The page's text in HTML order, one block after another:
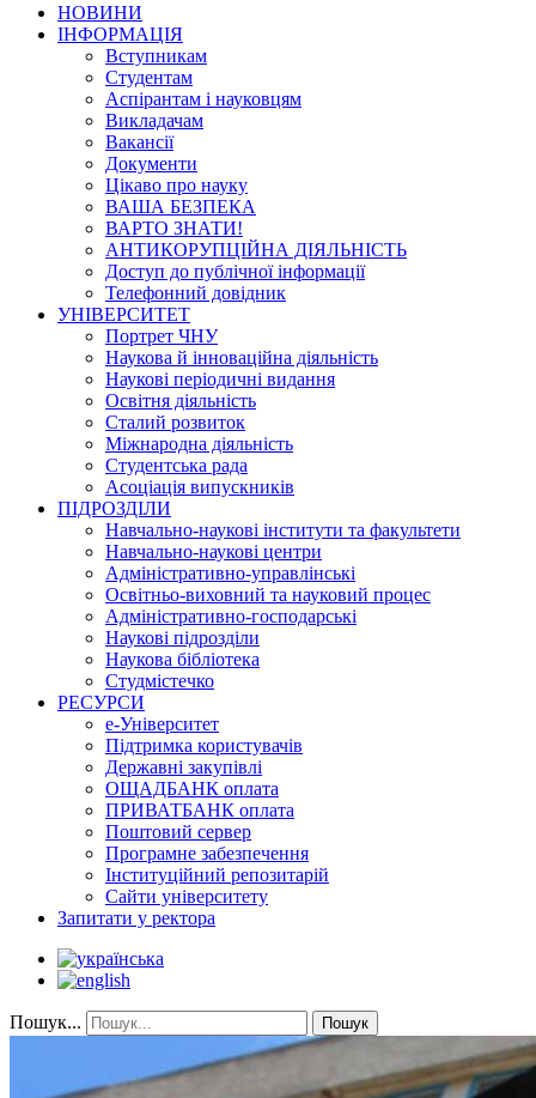
НОВИНИ
ІНФОРМАЦІЯ
Вступникам
Студентам
Аспірантам і науковцям
Викладачам
Вакансії
Документи
Цікаво про науку
ВАША БЕЗПЕКА
ВАРТО ЗНАТИ!
АНТИКОРУПЦІЙНА ДІЯЛЬНІСТЬ
Доступ до публічної інформації
Телефонний довідник
УНІВЕРСИТЕТ
Портрет ЧНУ
Наукова й інноваційна діяльність
Наукові періодичні видання
Освітня діяльність
Сталий розвиток
Міжнародна діяльність
Студентська рада
Асоціація випускників
ПІДРОЗДІЛИ
Навчально-наукові інститути та факультети
Навчально-наукові центри
Адміністративно-управлінські
Освітньо-виховний та науковий процес
Адміністративно-господарські
Наукові підрозділи
Наукова бібліотека
Студмістечко
РЕСУРСИ
е-Університет
Підтримка користувачів
Державні закупівлі
ОЩАДБАНК оплата
ПРИВАТБАНК оплата
Поштовий сервер
Програмне забезпечення
Інституційний репозитарій
Сайти університету
Запитати у ректора
Пошук... Пошук